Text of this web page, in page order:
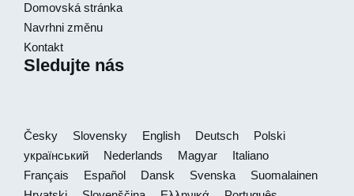
Domovská stránka
Navrhni změnu
Kontakt
Sledujte nás
Česky Slovensky English Deutsch
Polski
український
Nederlands Magyar
Italiano
Français
Español Dansk Svenska
Suomalainen